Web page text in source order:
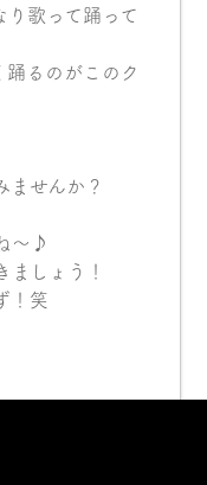
り歌って踊って
踊るのがこのク
ませんか？
〜♪
ましょう！
！笑